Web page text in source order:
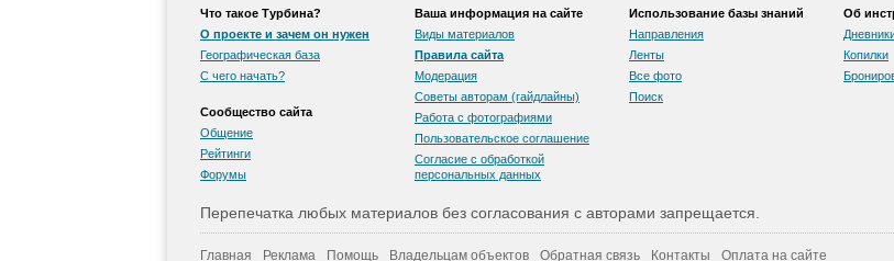
Что такое Турбина?
О проекте и зачем он нужен
Географическая база
С чего начать?
Сообщество сайта
Общение
Рейтинги
Форумы
Ваша информация на сайте
Виды материалов
Правила сайта
Модерация
Советы авторам (гайдлайны)
Работа с фотографиями
Пользовательскоe соглашение
Согласие с обработкой
персональных данных
Использование базы знаний
Направления
Ленты
Все фото
Поиск
Об
Копилки
Перепечатка любых материалов без согласования с авторами запрещается.
Главная Реклама Помощь Владельцам объектов Обратная связь Контакты Оплата на сайте